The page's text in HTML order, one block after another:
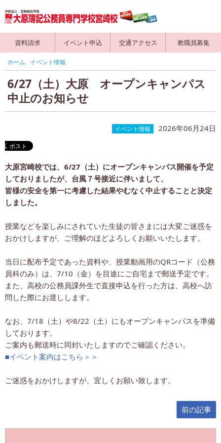
資料請求 イベント申込 交通アクセス 教職員募集
ホーム イベント情報
6/27（土）大原 オープンキャンパス
中止のお知らせ
イベント情報 2026年06月24日
大原宮崎校では、6/27（土）にオープンキャンパス開催を予定
しておりましたが、台風７号接近に伴いまして、
皆様の安全を第一に考慮した結果やむなく中止することと決定
しました。
授業などを楽しみにされていた生徒の皆さまには大変ご迷惑を
おかけしますが、ご理解のほどよろしくお願いいたします。
当日に配布予定であった資料や、授業動画用のQRコード（公務
員科のみ）は、7/10（金）を目途にご自宅まで郵送予定です。
また、高校の公務員課外生で直接申込を行った方は、高校へ訪
問した際にお渡しします。
なお、7/18（土）や8/22（土）にもオープンキャンパスを準備
しております。
ご案内も郵送時に同封いたしますのでご確認ください。
■イベント案内はこちら＞＞
ご迷惑をおかけしますが、宜しくお願い致します。
前の記事